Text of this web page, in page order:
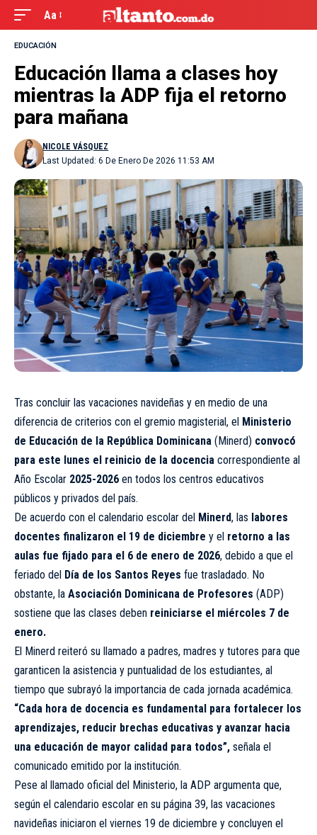
Aa
EDUCACIÓN
Educación llama a clases hoy
mientras la ADP fija el retorno
para mañana
Last Updated: 6 De Enero De 2026 11:53 AM
NICOLE VÁSQUEZ
Tras concluir las vacaciones navideñas y en medio de una
diferencia de criterios con el gremio magisterial, el Ministerio
de Educación de la República Dominicana (Minerd) convocó
para este lunes el reinicio de la docencia correspondiente al
Año Escolar 2025-2026 en todos los centros educativos
públicos y privados del país.
De acuerdo con el calendario escolar del Minerd, las labores
docentes finalizaron el 19 de diciembre y el retorno a las
aulas fue fijado para el 6 de enero de 2026, debido a que el
feriado del Día de los Santos Reyes fue trasladado. No
obstante, la Asociación Dominicana de Profesores (ADP)
sostiene que las clases deben reiniciarse el miércoles 7 de
enero.
El Minerd reiteró su llamado a padres, madres y tutores para que
garanticen la asistencia y puntualidad de los estudiantes, al
tiempo que subrayó la importancia de cada jornada académica.
“Cada hora de docencia es fundamental para fortalecer los
aprendizajes, reducir brechas educativas y avanzar hacia
una educación de mayor calidad para todos”, señala el
comunicado emitido por la institución.
Pese al llamado oficial del Ministerio, la ADP argumenta que,
según el calendario escolar en su página 39, las vacaciones
navideñas iniciaron el viernes 19 de diciembre y concluyen el